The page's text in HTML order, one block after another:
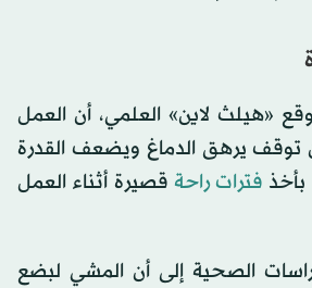
«هيلث لاين» العلمي، أن العمل
يرهق الدماغ ويضعف القدرة
فترات راحة قصيرة أثناء العمل
الصحية إلى أن المشي لبضع